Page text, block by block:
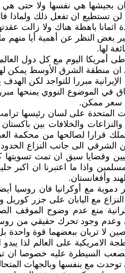
بجيشها هي نفسها ولا حتى هي
لن تستطيع ان تفعل ذلك ولماذا
اثمانا باهظة هناك ولا زالت
بغض النظر عن أهمية أيا
لها.
أمريكا اليوم مع كل دول
منطقة الشرق الأوسط يمكن لها
مبررا للتواجد لكن
في الموضوع النووي يمنحها
سعر ممكن.
المتحدة على لسان رئيسها
والخلافات بين باكستان
وقضايا سبق ان تمت
المسلمين واذا ما اعتبرنا ان
وأفغانستان.
دموية مع أوكرانيا فان
مع اليابان على جزر
منع عدم وضوح الموقف
وعدم وجود تحرك حقيقي من
لا تريان ببعضهما قوة واحدة
الامريكية على العالم لذا
السيطرة عليه خصوصا ان
مع بنفسها وبالجهات